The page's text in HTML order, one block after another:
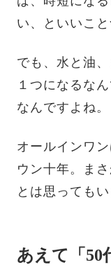
い、といいこと
でも、水と油
１つになるな
なんですよね。
オールインワ
ウン十年。ま
とは思っても
あえて「50